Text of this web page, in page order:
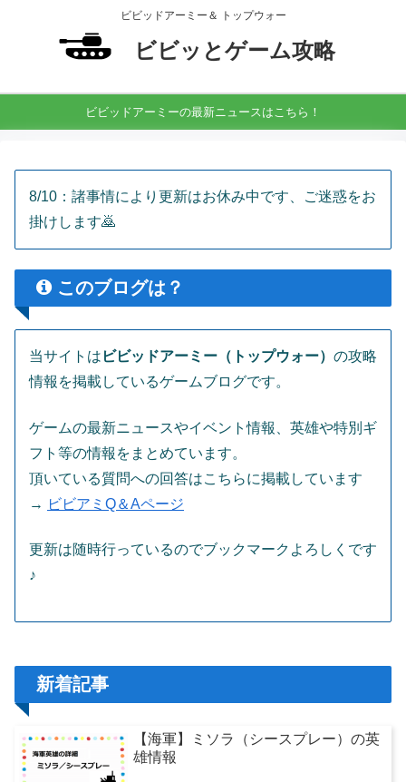
ビビッドアーミー＆ トップウォー
ビビッとゲーム攻略
ビビッドアーミーの最新ニュースはこちら！
8/10：諸事情により更新はお休み中です、ご迷惑をお
掛けします🙇‍
このブログは？
当サイトは ビビッドアーミー（トップウォー） の攻略
情報を掲載しているゲームブログです。
ゲームの最新ニュースやイベント情報、英雄や特別ギ
フト等の情報をまとめています。
頂いている質問への回答はこちらに掲載しています
→ ビビアミQ＆Aページ
更新は随時行っているのでブックマークよろしくです
♪
新着記事
【海軍】ミソラ（シースプレー）の英
雄情報